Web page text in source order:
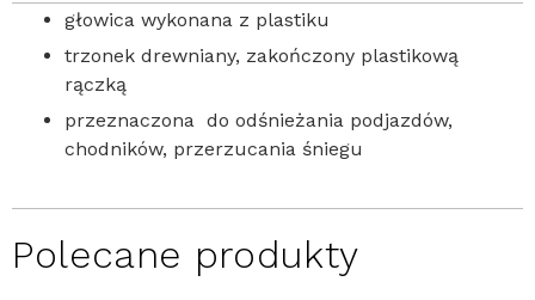
głowica wykonana z plastiku
trzonek drewniany, zakończony plastikową
rączką
przeznaczona do odśnieżania podjazdów,
chodników, przerzucania śniegu
Polecane produkty